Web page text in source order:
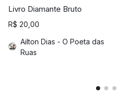
Livro Diamante Bruto
R$ 20,00
Ailton Dias - O Poeta das
Ruas